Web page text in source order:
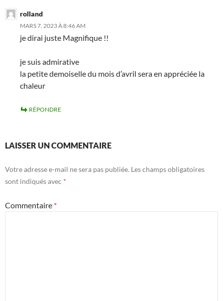
rolland
MARS 7, 2023 À 8:46 AM
je dirai juste Magnifique !!
je suis admirative
la petite demoiselle du mois d’avril sera en appréciée la
chaleur
RÉPONDRE
LAISSER UN COMMENTAIRE
Votre adresse e-mail ne sera pas publiée. Les champs obligatoires
sont indiqués avec *
Commentaire *